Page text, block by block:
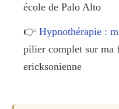
école de Palo Alto
👉 Hypnothérapie :
pilier complet sur ma
ericksonienne